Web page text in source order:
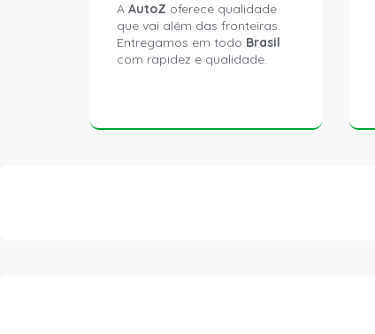
A AutoZ oferece qualidade
que vai além das fronteiras.
Entregamos em todo Brasil
com rapidez e qualidade.